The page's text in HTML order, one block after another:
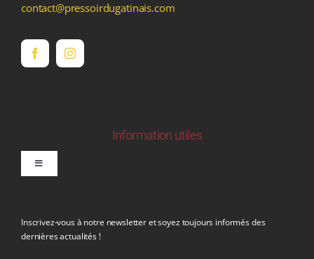
contact@pressoirdugatinais.com
Information utiles
Toggle
Inscrivez-vous à notre newsletter et soyez toujours informés des
dernières actualités !